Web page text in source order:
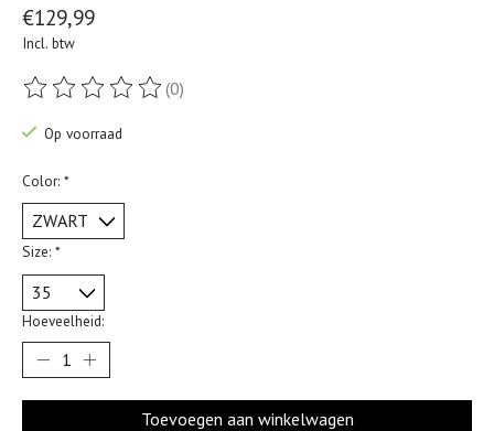
€129,99
Incl. btw
De beoordeling van dit product is
(0)
Op voorraad
Color: *
Size: *
Hoeveelheid:
Toevoegen aan winkelwagen